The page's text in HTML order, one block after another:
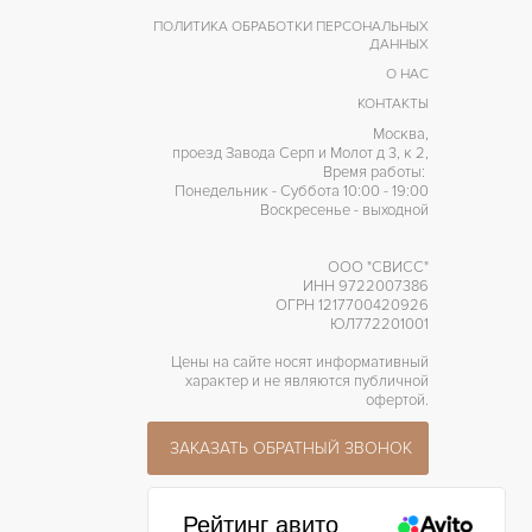
ПОЛИТИКА ОБРАБОТКИ ПЕРСОНАЛЬНЫХ
ДАННЫХ
О НАС
КОНТАКТЫ
Москва,
проезд Завода Серп и Молот д 3, к 2,
Время работы:
Понедельник - Суббота 10:00 - 19:00
Воскресенье - выходной
ООО "СВИСС"
ИНН 9722007386
ОГРН 1217700420926
ЮЛ772201001
Цены на сайте носят информативный
характер и не являются публичной
офертой.
ЗАКАЗАТЬ ОБРАТНЫЙ ЗВОНОК
Рейтинг авито